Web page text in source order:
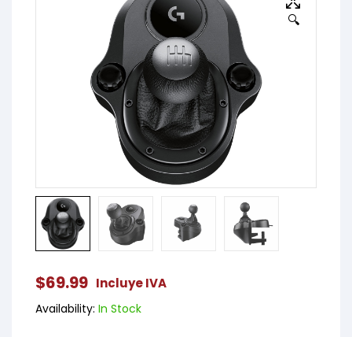
🔍
$69.99 Incluye IVA
Availability: In Stock